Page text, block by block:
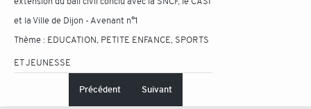
et la Ville de Dijon - Avenant n°1
Thème : EDUCATION, PETITE ENFANCE, SPORTS
ET JEUNESSE
Précédent Suivant